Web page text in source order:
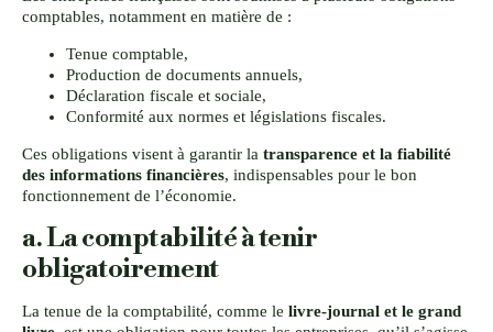
comptables, notamment en matière de :
Tenue comptable,
Production de documents annuels,
Déclaration fiscale et sociale,
Conformité aux normes et législations fiscales.
Ces obligations visent à garantir la transparence et la fiabilité
des informations financières, indispensables pour le bon
fonctionnement de l’économie.
a. La comptabilité à tenir
obligatoirement
La tenue de la comptabilité, comme le livre-journal et le grand